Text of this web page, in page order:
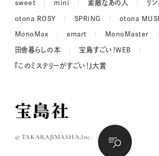
sweet mini 素敵なあの人 リ
otona ROSY SPRiNG otona
MonoMax smart MonoMaster
田舎暮らしの本 宝島すごい！WEB
『このミステリーがすごい！』大賞
© TAKARAJIMASHA,Inc.